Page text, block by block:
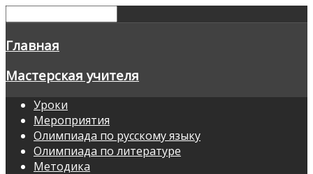
Главная
Мастерская учителя
Уроки
Мероприятия
Олимпиада по русскому языку
Олимпиада по литературе
Методика